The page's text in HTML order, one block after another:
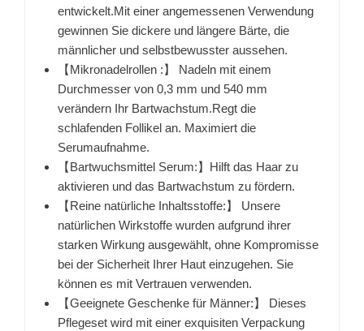
entwickelt.Mit einer angemessenen Verwendung
gewinnen Sie dickere und längere Bärte, die
männlicher und selbstbewusster aussehen.
【Mikronadelrollen :】 Nadeln mit einem
Durchmesser von 0,3 mm und 540 mm
verändern Ihr Bartwachstum.Regt die
schlafenden Follikel an. Maximiert die
Serumaufnahme.
【Bartwuchsmittel Serum:】Hilft das Haar zu
aktivieren und das Bartwachstum zu fördern.
【Reine natürliche Inhaltsstoffe:】 Unsere
natürlichen Wirkstoffe wurden aufgrund ihrer
starken Wirkung ausgewählt, ohne Kompromisse
bei der Sicherheit Ihrer Haut einzugehen. Sie
können es mit Vertrauen verwenden.
【Geeignete Geschenke für Männer:】 Dieses
Pflegeset wird mit einer exquisiten Verpackung